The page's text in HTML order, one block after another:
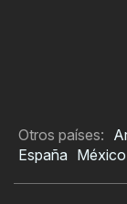
Otros países:
España México